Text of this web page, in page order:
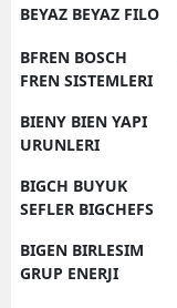
BEYAZ BEYAZ FILO
BFREN BOSCH
FREN SISTEMLERI
BIENY BIEN YAPI
URUNLERI
BIGCH BUYUK
SEFLER BIGCHEFS
BIGEN BIRLESIM
GRUP ENERJI